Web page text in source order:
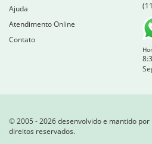
Ajuda
Atendimento Online
Contato
© 2005 - 2026 desenvolvido e mantido por
direitos reservados.